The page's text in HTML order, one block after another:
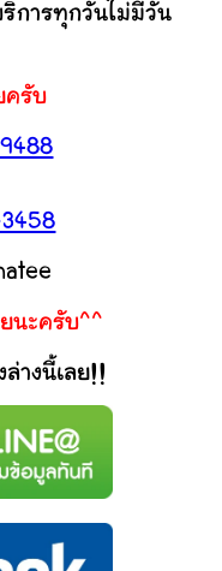
การทุกวันไม่มีวัน
ครับ
นะครับ^^
างนี้เลย!!